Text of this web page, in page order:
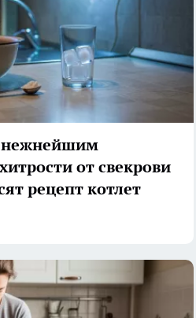
нежнейшим
от свекрови
рецепт котлет